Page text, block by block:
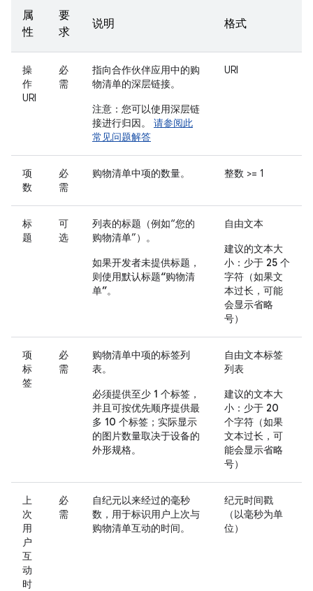
属
性
要
求
说明 格式
操
作
URI
必
需
指向合作伙伴应用中的购
物清单的深层链接。
注意：您可以使用深层链
接进行归因。 请参阅此
常见问题解答
URI
项
数
必
需
购物清单中项的数量。 整数 >= 1
标
题
可
选
列表的标题（例如“您的
购物清单”）。
如果开发者未提供标题，
则使用默认标题“购物清
单”。
自由文本
建议的文本大
小：少于 25 个
字符 （如果文
本过长，可能
会显示省略
号）
项
标
签
必
需
购物清单中项的标签列
表。
必须提供至少 1 个标签，
并且可按优先顺序提供最
多 10 个标签；实际显示
的图片数量取决于设备的
外形规格。
自由文本标签
列表
建议的文本大
小：少于 20
个字符 （如果
文本过长，可
能会显示省略
号）
上
次
用
户
互
动
时
必
需
自纪元以来经过的毫秒
数，用于标识用户上次与
购物清单互动的时间。
纪元时间戳
（以毫秒为单
位）